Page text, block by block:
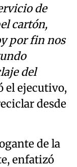
de
cartón,
por fin nos
del
el ejecutivo,
desde
de la
enfatizó